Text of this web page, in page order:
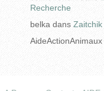
Recherche
belka dans Zaitchik
AideActionAnimaux